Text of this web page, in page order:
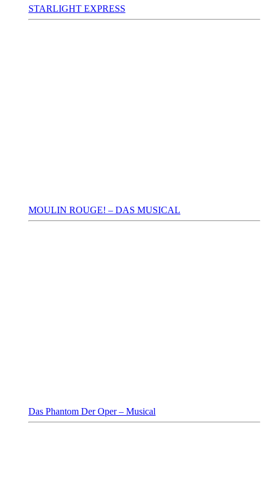
STARLIGHT EXPRESS
MOULIN ROUGE! – DAS MUSICAL
Das Phantom Der Oper – Musical